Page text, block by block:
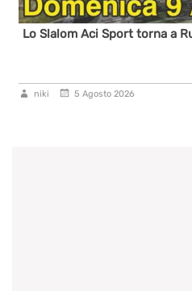
Lo Slalom Aci Sport torna a
niki 5 Agosto 2026